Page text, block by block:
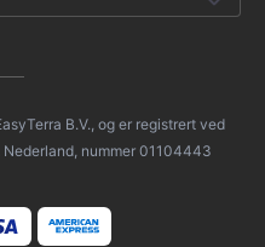
B.V., og er registrert ved
nummer 01104443